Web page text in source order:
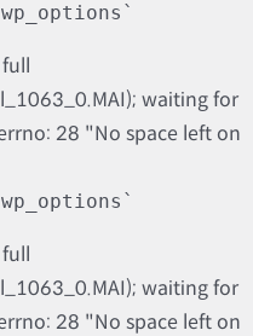
`wp_options`
full
waiting for
28 "No space left on
`wp_options`
full
waiting for
28 "No space left on